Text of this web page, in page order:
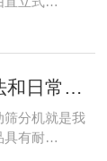
常维护
筛分机就是我
具有耐…